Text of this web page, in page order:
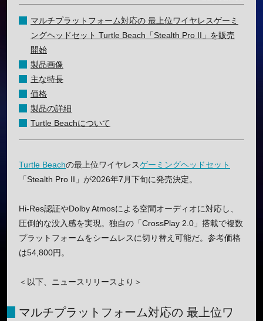
マルチプラットフォーム対応の 最上位ワイヤレスゲーミ
ングヘッドセット Turtle Beach「Stealth Pro II」を販売
開始
製品画像
主な特長
価格
製品の詳細
Turtle Beachについて
Turtle Beachの最上位ワイヤレスゲーミングヘッドセット
「Stealth Pro II」が2026年7月下旬に発売決定。
Hi-Res認証やDolby Atmosによる空間オーディオに対応し、
圧倒的な没入感を実現。独自の「CrossPlay 2.0」搭載で複数
プラットフォームをシームレスに切り替え可能だ。参考価格
は54,800円。
＜以下、ニュースリリースより＞
マルチプラットフォーム対応の 最上位ワ